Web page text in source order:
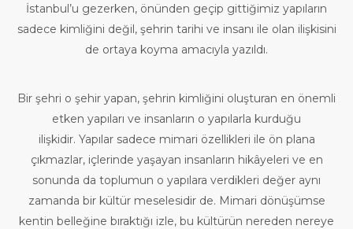
İstanbul’u gezerken, önünden geçip gittiğimiz yapıların
sadece kimliğini değil, şehrin tarihi ve insanı ile olan ilişkisini
de ortaya koyma amacıyla yazıldı.
Bir şehri o şehir yapan, şehrin kimliğini oluşturan en önemli
etken yapıları ve insanların o yapılarla kurduğu
ilişkidir. Yapılar sadece mimari özellikleri ile ön plana
çıkmazlar, içlerinde yaşayan insanların hikâyeleri ve en
sonunda da toplumun o yapılara verdikleri değer aynı
zamanda bir kültür meselesidir de. Mimari dönüşümse
kentin belleğine bıraktığı izle, bu kültürün nereden nereye